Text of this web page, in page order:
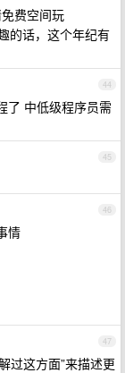
费空间玩
的话，这个年纪有
44
了 中低级程序员需
45
46
情
47
过这方面”来描述更